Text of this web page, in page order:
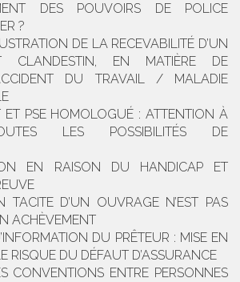
DES POUVOIRS DE POLICE
?
DE LA RECEVABILITÉ D’UN
CLANDESTIN, EN MATIÈRE DE
DU TRAVAIL / MALADIE
ET PSE HOMOLOGUÉ : ATTENTION À
LES POSSIBILITÉS DE
EN RAISON DU HANDICAP ET
TACITE D’UN OUVRAGE N’EST PAS
ACHÈVEMENT
DU PRÊTEUR : MISE EN
RISQUE DU DÉFAUT D’ASSURANCE
CONVENTIONS ENTRE PERSONNES